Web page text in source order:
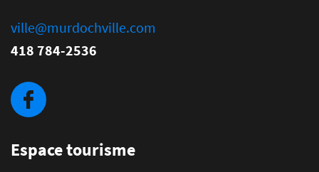
ville@murdochville.com
418 784-2536
Espace tourisme